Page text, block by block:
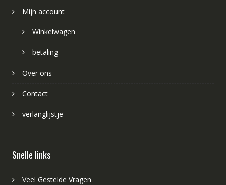
Mijn account
Winkelwagen
betaling
Over ons
Contact
verlanglijstje
Snelle links
Veel Gestelde Vragen